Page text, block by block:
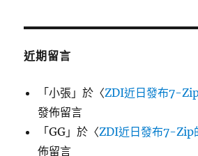
近期留言
「小張 」於〈ZDI近日發布7-
發佈留言
「GG 」於〈ZDI近日發布7-Zip
佈留言